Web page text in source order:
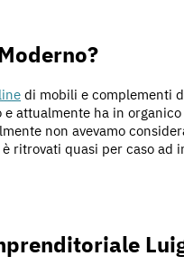
di mobili e complementi
attualmente ha in
non avevamo
ritrovati quasi per caso ad